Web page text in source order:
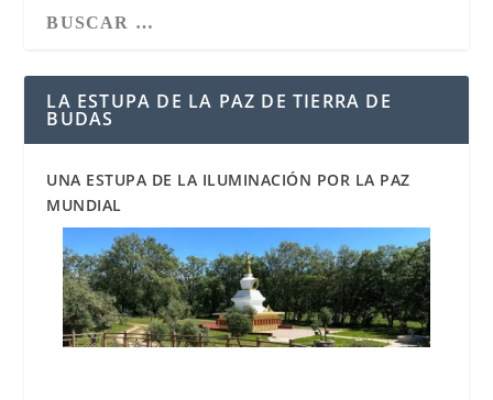
LA ESTUPA DE LA PAZ DE TIERRA DE
BUDAS
UNA ESTUPA DE LA ILUMINACIÓN POR LA PAZ
MUNDIAL